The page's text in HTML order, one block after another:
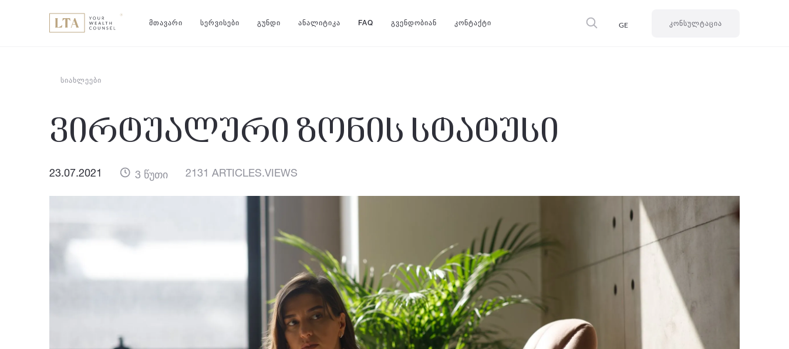
ᲛᲗᲐᲕᲐᲠᲘ ᲡᲔᲠᲕᲘᲡᲔᲑᲘ ᲒᲣᲜᲓᲘ ᲐᲜᲐᲚᲘᲢᲘᲙᲐ FAQ ᲒᲕᲔᲜᲓᲝᲑᲘᲐᲜ ᲙᲝᲜᲢᲐᲥᲢᲘ GE ᲙᲝᲜᲡᲣᲚᲢᲐᲪᲘᲐ
ᲡᲘᲐᲮᲚᲔᲔᲑᲘ
ვირტუალური ზონის სტატუსი
23.07.2021 3 წუთი 2131 ARTICLES.VIEWS